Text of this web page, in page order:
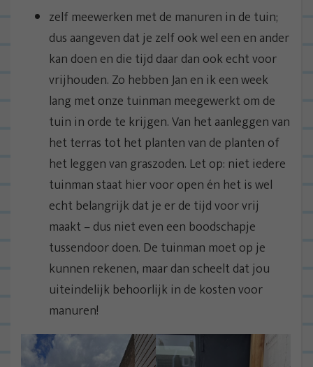
zelf meewerken met de manuren in de tuin;
dus aangeven dat je zelf ook wel een en ander
kan doen en die tijd daar dan ook echt voor
vrijhouden. Zo hebben Jan en ik een week
lang met onze tuinman meegewerkt om de
tuin in orde te krijgen. Van het aanleggen van
het terras tot het planten van de planten of
het leggen van graszoden. Let op: niet iedere
tuinman staat hier voor open én het is wel
echt belangrijk dat je er de tijd voor vrij
maakt – dus niet even een boodschapje
tussendoor doen. De tuinman moet op je
kunnen rekenen, maar dan scheelt dat jou
uiteindelijk behoorlijk in de kosten voor
manuren!